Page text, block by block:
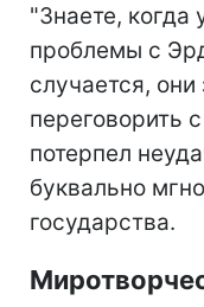
"Знаете, когда
проблемы с
случается,
переговорить
потерпел
буквально
государства.